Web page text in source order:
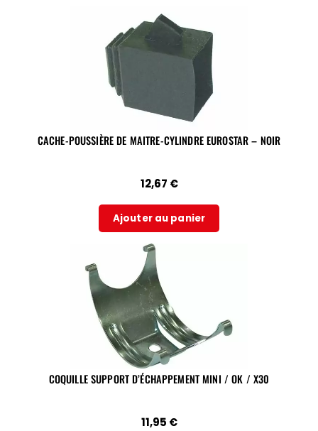
CACHE-POUSSIÈRE DE MAITRE-CYLINDRE EUROSTAR – NOIR
12,67 €
Ajouter au panier
COQUILLE SUPPORT D’ÉCHAPPEMENT MINI / OK / X30
11,95 €